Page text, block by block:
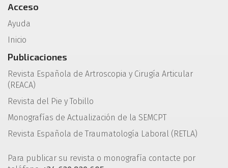
Acceso
Ayuda
Inicio
Publicaciones
Revista Española de Artroscopia y Cirugía Articular
(REACA)
Revista del Pie y Tobillo
Monografías de Actualización de la SEMCPT
Revista Española de Traumatología Laboral (RETLA)
Para publicar su revista o monografía contacte por